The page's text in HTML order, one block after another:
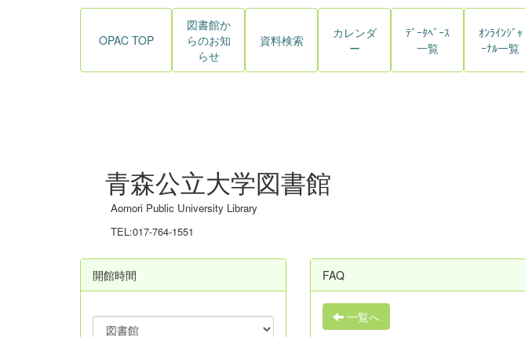
OPAC TOP
図書館か
らのお知
らせ
資料検索
カレンダ
ー
ﾃﾞｰﾀﾍﾞｰｽ
一覧
ｵﾝﾗｲﾝｼﾞｬ
ｰﾅﾙ一覧
青森公立大学図書館
Aomori Public University Library
TEL:017-764-1551
FAQ
一覧へ
開館時間